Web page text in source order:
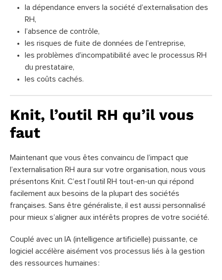
la dépendance envers la société d’externalisation des
RH,
l’absence de contrôle,
les risques de fuite de données de l’entreprise,
les problèmes d’incompatibilité avec le processus RH
du prestataire,
les coûts cachés.
Knit, l’outil RH qu’il vous
faut
Maintenant que vous êtes convaincu de l’impact que
l’externalisation RH aura sur votre organisation, nous vous
présentons Knit. C’est l’outil RH tout-en-un qui répond
facilement aux besoins de la plupart des sociétés
françaises. Sans être généraliste, il est aussi personnalisé
pour mieux s’aligner aux intérêts propres de votre société.
Couplé avec un IA (intelligence artificielle) puissante, ce
logiciel accélère aisément vos processus liés à la gestion
des ressources humaines :